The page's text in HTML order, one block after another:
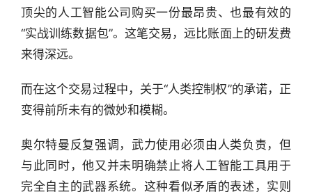
顶尖的人工智能公司购买一份最昂贵、也最有效的
“实战训练数据包”。这笔交易，远比账面上的研发费
来得深远。
而在这个交易过程中，关于“人类控制权”的承诺，正
变得前所未有的微妙和模糊。
奥尔特曼反复强调，武力使用必须由人类负责，但
与此同时，他又并未明确禁止将人工智能工具用于
完全自主的武器系统。这种看似矛盾的表述，实则